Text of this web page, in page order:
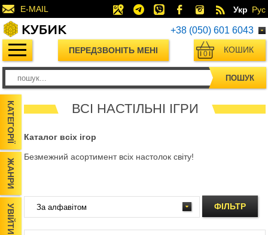
E-MAIL Укр Рус
+38 (050) 601 6043
ПЕРЕДЗВОНІТЬ МЕНІ КОШИК
0
ПОШУК
КАТЕГОРІЇ
ЖАНРИ
УВІЙТИ
ВСІ НАСТІЛЬНІ ІГРИ
Каталог всіх ігор
Безмежний асортимент всіх настолок світу!
ФІЛЬТР